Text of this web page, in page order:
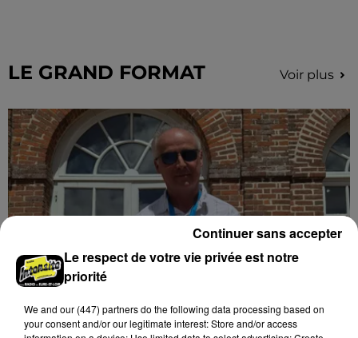
Grâce...
LE GRAND FORMAT Voir plus
Stars'Terre 2026 : Philippe Palmieri dévoile
Le respect de votre vie privée est notre
priorité
We and our (447) partnersdo the following data processing based on
your consent and/or our legitimate interest: Store and/or access
Continuer sans accepter